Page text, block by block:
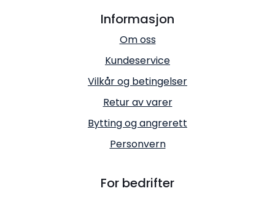
Informasjon
Om oss
Kundeservice
Vilkår og betingelser
Retur av varer
Bytting og angrerett
Personvern
For bedrifter